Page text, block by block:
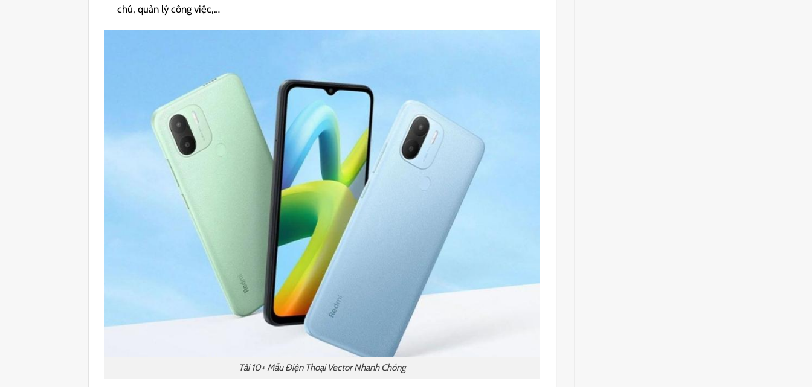
chú, quản lý công việc,…
Tải 10+ Mẫu Điện Thoại Vector Nhanh Chóng